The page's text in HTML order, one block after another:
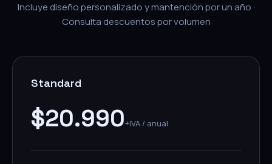
Incluye diseño personalizado y mantención por un año ·
Consulta descuentos por volumen
Standard
$20.990+IVA / anual